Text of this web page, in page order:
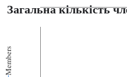
Загальна кількість
Members